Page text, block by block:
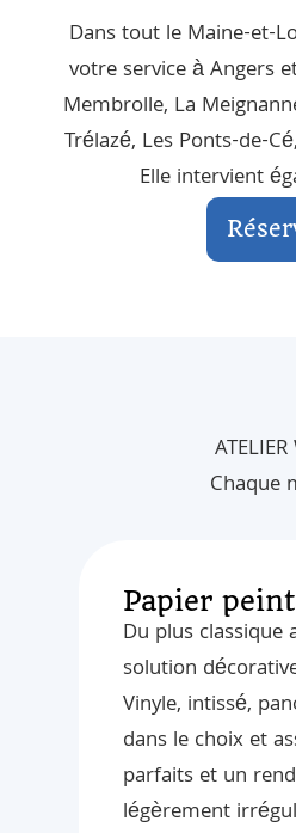
Dans tout le Maine-et-
votre service à Angers
Membrolle, La
Trélazé, Les Ponts-de-Cé,
Elle intervient
Chaque
Papier peint
Du plus
solution
Vinyle, intissé,
dans le choix et
parfaits et un
légèrement